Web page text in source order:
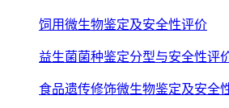
饲用微生物鉴定及安全性评价
益生菌菌种鉴定分型与安全性评
食品遗传修饰微生物鉴定及安全